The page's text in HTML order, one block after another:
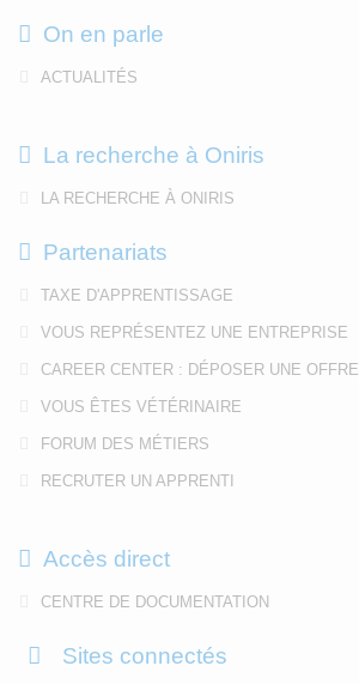
On en parle
ACTUALITÉS
La recherche à Oniris
LA RECHERCHE À ONIRIS
Partenariats
TAXE D'APPRENTISSAGE
VOUS REPRÉSENTEZ UNE ENTREPRISE
CAREER CENTER : DÉPOSER UNE OFFRE
VOUS ÊTES VÉTÉRINAIRE
FORUM DES MÉTIERS
RECRUTER UN APPRENTI
Accès direct
CENTRE DE DOCUMENTATION
Sites connectés